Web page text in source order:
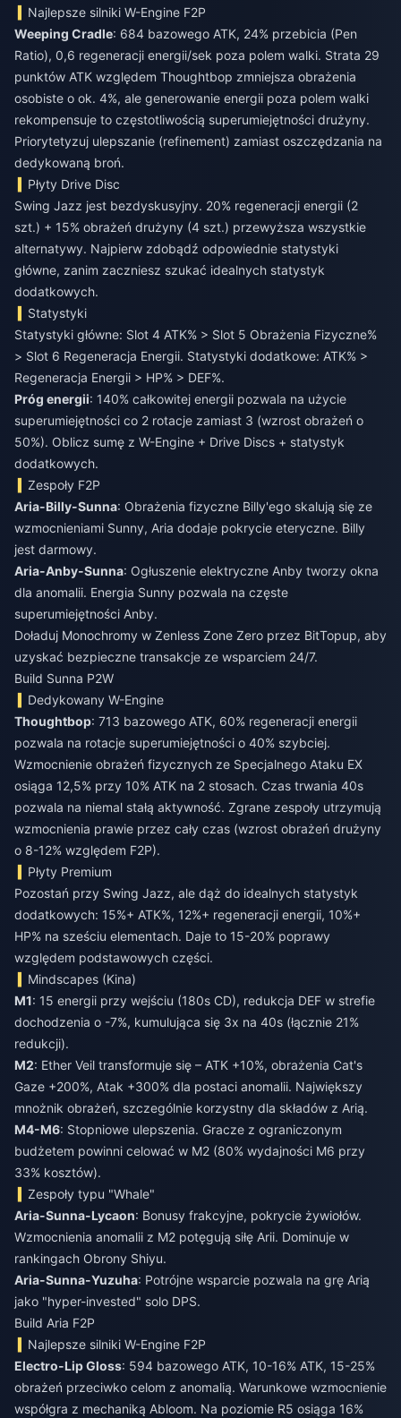
Najlepsze silniki W-Engine F2P
Weeping Cradle: 684 bazowego ATK, 24% przebicia (Pen
Ratio), 0,6 regeneracji energii/sek poza polem walki. Strata 29
punktów ATK względem Thoughtbop zmniejsza obrażenia
osobiste o ok. 4%, ale generowanie energii poza polem walki
rekompensuje to częstotliwością superumiejętności drużyny.
Priorytetyzuj ulepszanie (refinement) zamiast oszczędzania na
dedykowaną broń.
Płyty Drive Disc
Swing Jazz jest bezdyskusyjny. 20% regeneracji energii (2
szt.) + 15% obrażeń drużyny (4 szt.) przewyższa wszystkie
alternatywy. Najpierw zdobądź odpowiednie statystyki
główne, zanim zaczniesz szukać idealnych statystyk
dodatkowych.
Statystyki
Statystyki główne: Slot 4 ATK% > Slot 5 Obrażenia Fizyczne%
> Slot 6 Regeneracja Energii. Statystyki dodatkowe: ATK% >
Regeneracja Energii > HP% > DEF%.
Próg energii: 140% całkowitej energii pozwala na użycie
superumiejętności co 2 rotacje zamiast 3 (wzrost obrażeń o
50%). Oblicz sumę z W-Engine + Drive Discs + statystyk
dodatkowych.
Zespoły F2P
Aria-Billy-Sunna: Obrażenia fizyczne Billy'ego skalują się ze
wzmocnieniami Sunny, Aria dodaje pokrycie eteryczne. Billy
jest darmowy.
Aria-Anby-Sunna: Ogłuszenie elektryczne Anby tworzy okna
dla anomalii. Energia Sunny pozwala na częste
superumiejętności Anby.
Doładuj Monochromy w Zenless Zone Zero przez BitTopup, aby
uzyskać bezpieczne transakcje ze wsparciem 24/7.
Build Sunna P2W
Dedykowany W-Engine
Thoughtbop: 713 bazowego ATK, 60% regeneracji energii
pozwala na rotacje superumiejętności o 40% szybciej.
Wzmocnienie obrażeń fizycznych ze Specjalnego Ataku EX
osiąga 12,5% przy 10% ATK na 2 stosach. Czas trwania 40s
pozwala na niemal stałą aktywność. Zgrane zespoły utrzymują
wzmocnienia prawie przez cały czas (wzrost obrażeń drużyny
o 8-12% względem F2P).
Płyty Premium
Pozostań przy Swing Jazz, ale dąż do idealnych statystyk
dodatkowych: 15%+ ATK%, 12%+ regeneracji energii, 10%+
HP% na sześciu elementach. Daje to 15-20% poprawy
względem podstawowych części.
Mindscapes (Kina)
M1: 15 energii przy wejściu (180s CD), redukcja DEF w strefie
dochodzenia o -7%, kumulująca się 3x na 40s (łącznie 21%
redukcji).
M2: Ether Veil transformuje się – ATK +10%, obrażenia Cat's
Gaze +200%, Atak +300% dla postaci anomalii. Największy
mnożnik obrażeń, szczególnie korzystny dla składów z Arią.
M4-M6: Stopniowe ulepszenia. Gracze z ograniczonym
budżetem powinni celować w M2 (80% wydajności M6 przy
33% kosztów).
Zespoły typu "Whale"
Aria-Sunna-Lycaon: Bonusy frakcyjne, pokrycie żywiołów.
Wzmocnienia anomalii z M2 potęgują siłę Arii. Dominuje w
rankingach Obrony Shiyu.
Aria-Sunna-Yuzuha: Potrójne wsparcie pozwala na grę Arią
jako "hyper-invested" solo DPS.
Build Aria F2P
Najlepsze silniki W-Engine F2P
Electro-Lip Gloss: 594 bazowego ATK, 10-16% ATK, 15-25%
obrażeń przeciwko celom z anomalią. Warunkowe wzmocnienie
współgra z mechaniką Abloom. Na poziomie R5 osiąga 16%